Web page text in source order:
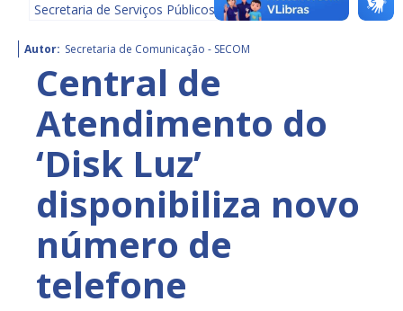
Secretaria de Serviços Públicos
Autor: Secretaria de Comunicação - SECOM
Central de
Atendimento do
‘Disk Luz’
disponibiliza novo
número de
telefone